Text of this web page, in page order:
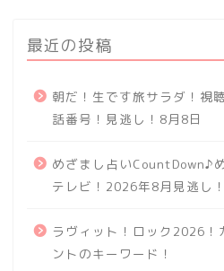
最近の投稿
朝だ！生です旅サラダ！視
話番号！見逃し！8月8日
めざまし占いCountDown♪
テレビ！2026年8月見逃し！
ラヴィット！ロック2026！
ントのキーワード！